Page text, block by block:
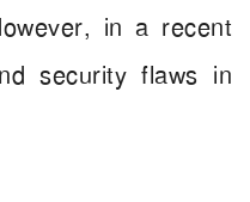
in a recent
security flaws in